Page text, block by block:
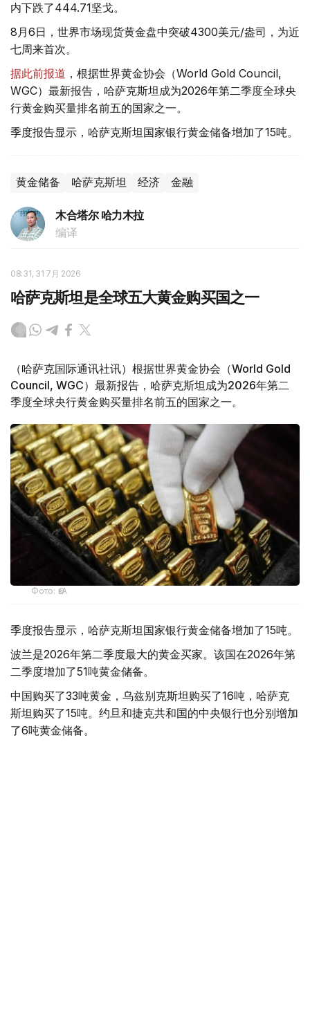
内下跌了444.71坚戈。
8月6日，世界市场现货黄金盘中突破4300美元/盎司，为近
七周来首次。
据此前报道 ，根据世界黄金协会（World Gold Council,
WGC）最新报告，哈萨克斯坦成为2026年第二季度全球央
行黄金购买量排名前五的国家之一。
季度报告显示，哈萨克斯坦国家银行黄金储备增加了15吨。
黄金储备 哈萨克斯坦 经济 金融
木合塔尔 哈力木拉
编译
08:31, 31 7月 2026
哈萨克斯坦是全球五大黄金购买国之一
（哈萨克国际通讯社讯）根据世界黄金协会（World Gold
Council, WGC）最新报告，哈萨克斯坦成为2026年第二
季度全球央行黄金购买量排名前五的国家之一。
Фото: ӨзА
季度报告显示，哈萨克斯坦国家银行黄金储备增加了15吨。
波兰是2026年第二季度最大的黄金买家。该国在2026年第
二季度增加了51吨黄金储备。
中国购买了33吨黄金，乌兹别克斯坦购买了16吨，哈萨克
斯坦购买了15吨。约旦和捷克共和国的中央银行也分别增加
了6吨黄金储备。